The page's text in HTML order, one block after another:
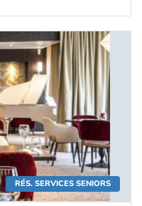
RÉS. SERVICES SENIORS